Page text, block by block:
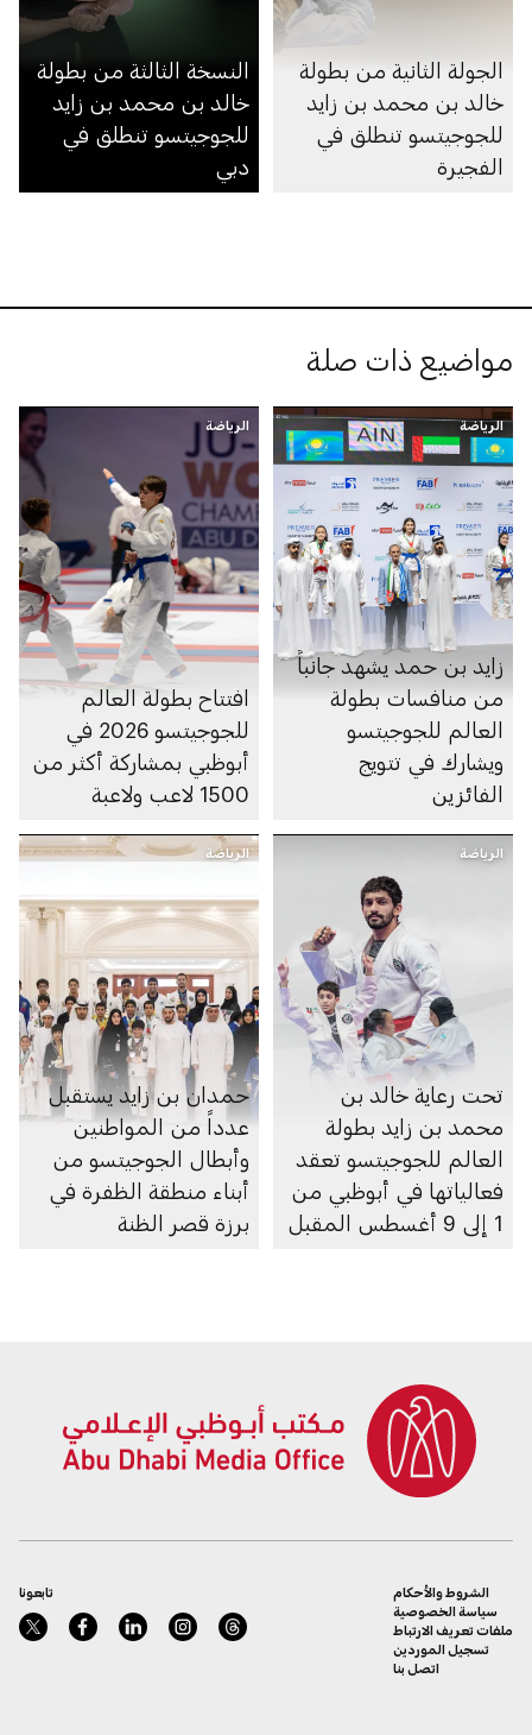
الجولة الثانية من بطولة
خالد بن محمد بن زايد
للجوجيتسو تنطلق في
الفجيرة
النسخة الثالثة من بطولة
خالد بن محمد بن زايد
للجوجيتسو تنطلق في
دبي
مواضيع ذات صلة
الرياضة
زايد بن حمد يشهد جانباً
من منافسات بطولة
العالم للجوجيتسو
ويشارك في تتويج
الفائزين
الرياضة
افتتاح بطولة العالم
للجوجيتسو 2026 في
أبوظبي بمشاركة أكثر من
1500 لاعب ولاعبة
الرياضة
تحت رعاية خالد بن
محمد بن زايد بطولة
العالم للجوجيتسو تعقد
فعالياتها في أبوظبي من
1 إلى 9 أغسطس المقبل
الرياضة
حمدان بن زايد يستقبل
عدداً من المواطنين
وأبطال الجوجيتسو من
أبناء منطقة الظفرة في
برزة قصر الظنة
تابعونا
الشروط والأحكام
سياسة الخصوصية
ملفات تعريف الارتباط
تسجيل الموردين
اتصل بنا